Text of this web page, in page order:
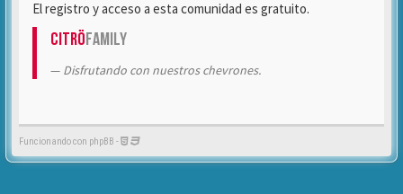
El registro y acceso a esta comunidad es gratuito.
CitröFamily
Disfrutando con nuestros chevrones.
Funcionando con phpBB -